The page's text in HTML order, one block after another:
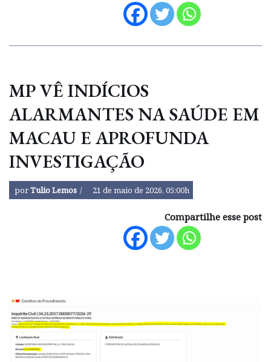
MP VÊ INDÍCIOS
ALARMANTES NA SAÚDE EM
MACAU E APROFUNDA
INVESTIGAÇÃO
porTulio Lemos 21 de maio de 2026, 05:00h
Compartilhe esse post